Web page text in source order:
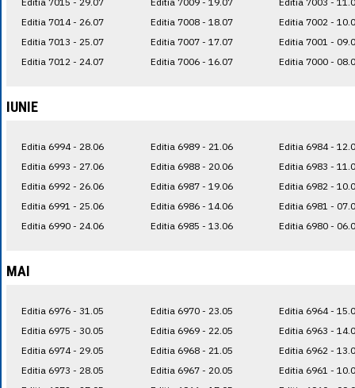
Editia 7014 - 26.07
Editia 7013 - 25.07
Editia 7012 - 24.07
Editia 7008 - 18.07
Editia 7007 - 17.07
Editia 7006 - 16.07
Editia 7002 -
Editia 7001 -
Editia 7000 -
IUNIE
Editia 6994 - 28.06
Editia 6993 - 27.06
Editia 6992 - 26.06
Editia 6991 - 25.06
Editia 6990 - 24.06
Editia 6989 - 21.06
Editia 6988 - 20.06
Editia 6987 - 19.06
Editia 6986 - 14.06
Editia 6985 - 13.06
Editia 6984 -
Editia 6983 -
Editia 6982 -
Editia 6981 -
Editia 6980 -
MAI
Editia 6976 - 31.05
Editia 6975 - 30.05
Editia 6974 - 29.05
Editia 6973 - 28.05
Editia 6970 - 23.05
Editia 6969 - 22.05
Editia 6968 - 21.05
Editia 6967 - 20.05
Editia 6964 -
Editia 6963 -
Editia 6962 -
Editia 6961 -